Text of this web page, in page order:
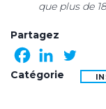
que plus de
Partagez
Catégorie